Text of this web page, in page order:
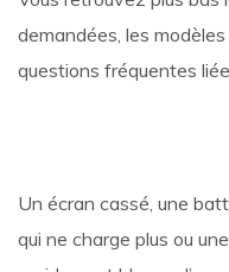
demandées, les
questions fréquentes
Un écran cassé, une
qui ne charge plus ou